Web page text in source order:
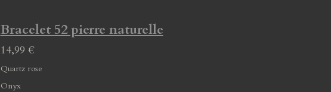
Bracelet 52 pierre naturelle
14,99 €
Quartz rose
Onyx